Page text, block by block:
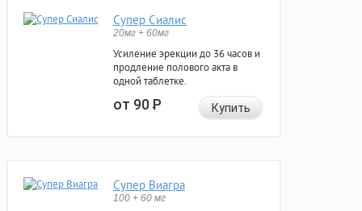
Супер Сиалис
20мг + 60мг
Усиление эрекции до 36 часов и
продление полового акта в
одной таблетке.
от 90Р Купить
Супер Виагра
100 + 60 мг